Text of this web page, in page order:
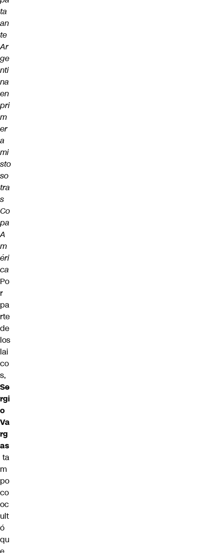
ta
an
te
Ar
ge
nti
na
en
pri
m
er
a
mi
sto
so
tra
s
Co
pa
A
m
éri
ca
Po
r
pa
rte
de
los
lai
co
s,
Se
rgi
o
Va
rg
as
ta
m
po
co
oc
ult
ó
qu